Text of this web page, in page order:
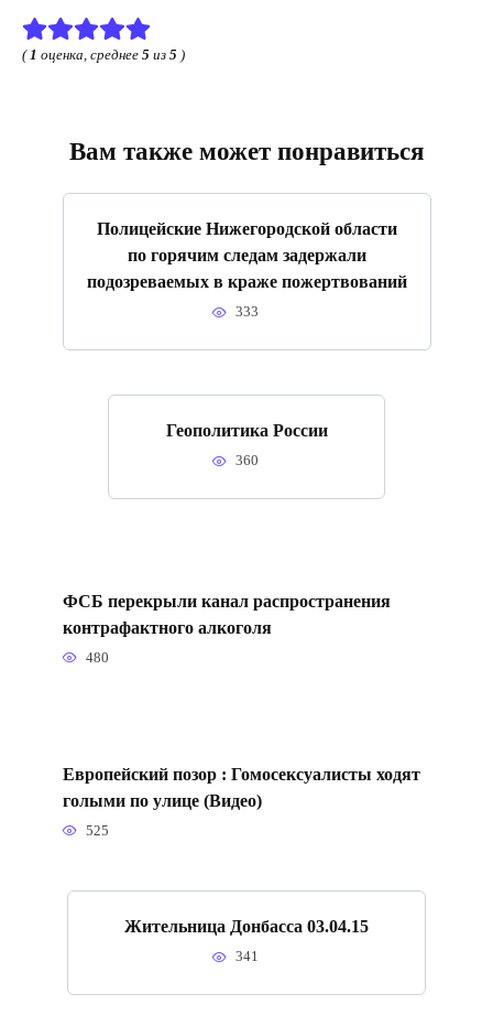
( 1 оценка, среднее 5 из 5 )
Вам также может понравиться
Полицейские Нижегородской области
по горячим следам задержали
подозреваемых в краже пожертвований
333
Геополитика России
360
ФСБ перекрыли канал распространения
контрафактного алкоголя
480
Европейский позор : Гомосексуалисты ходят
голыми по улице (Видео)
525
Жительница Донбасса 03.04.15
341